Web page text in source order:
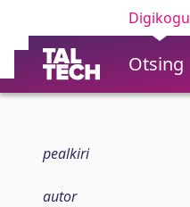
Digikogu
Otsing
pealkiri
autor